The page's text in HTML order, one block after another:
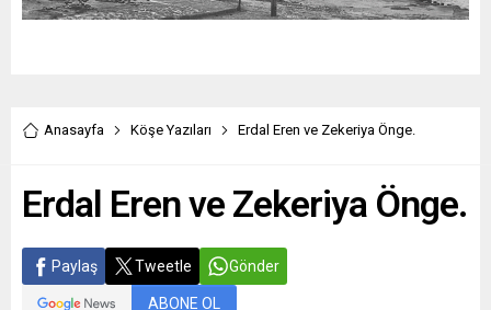
Anasayfa Köşe Yazıları Erdal Eren ve Zekeriya Önge.
Erdal Eren ve Zekeriya Önge.
Paylaş Tweetle Gönder
ABONE OL